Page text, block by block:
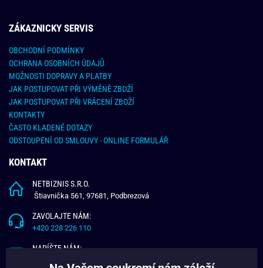
ZÁKAZNICKY SERVIS
OBCHODNÍ PODMÍNKY
OCHRANA OSOBNÍCH ÚDAJŮ
MOŽNOSTI DOPRAVY A PLATBY
JAK POSTUPOVAT PŘI VÝMĚNĚ ZBOŽÍ
JAK POSTUPOVAT PŘI VRÁCENÍ ZBOŽÍ
KONTAKTY
ČASTO KLADENÉ DOTAZY
ODSTOUPENÍ OD SMLOUVY - ONLINE FORMULÁŘ
KONTAKT
NETBIZNIS S.R.O.
Štiavnička 561, 97681, Podbrezová
ZAVOLAJTE NÁM:
+420 228 226 110
NAPÍŠTE NÁM: